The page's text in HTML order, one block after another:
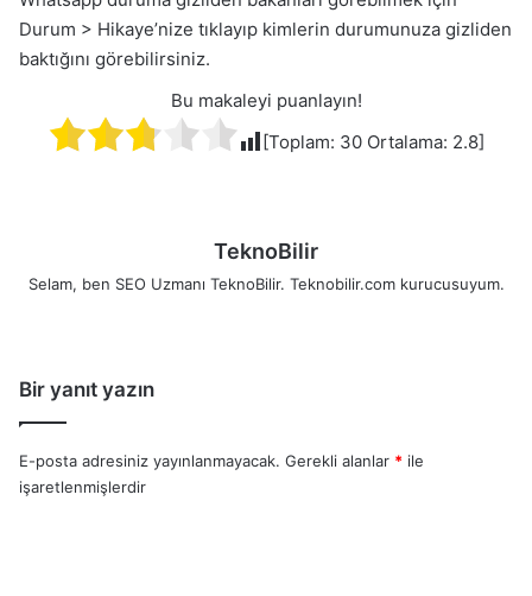
Durum > Hikaye’nize tıklayıp kimlerin durumunuza gizliden
baktığını görebilirsiniz.
Bu makaleyi puanlayın!
[Toplam: 30Ortalama: 2.8]
TeknoBilir
Selam, ben SEO Uzmanı TeknoBilir. Teknobilir.com kurucusuyum.
Bir yanıt yazın
E-posta adresiniz yayınlanmayacak. Gerekli alanlar * ile
işaretlenmişlerdir